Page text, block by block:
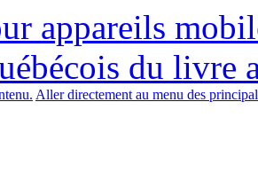
appareils
du livre
Aller directement au menu des